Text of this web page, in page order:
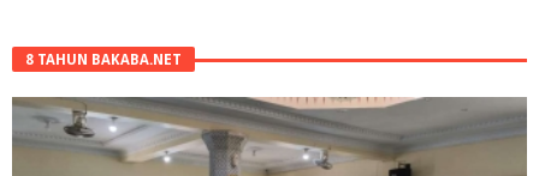
8 TAHUN BAKABA.NET